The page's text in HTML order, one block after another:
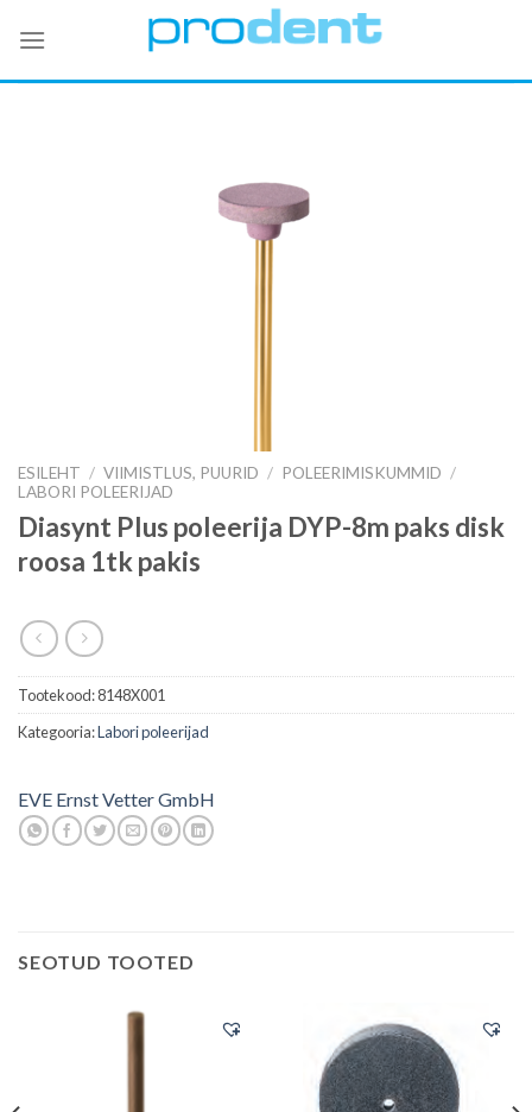
ESILEHT / VIIMISTLUS, PUURID / POLEERIMISKUMMID /
LABORI POLEERIJAD
Diasynt Plus poleerija DYP-8m paks disk
roosa 1tk pakis
Tootekood:8148X001
Kategooria:Labori poleerijad
EVE Ernst Vetter GmbH
SEOTUD TOOTED